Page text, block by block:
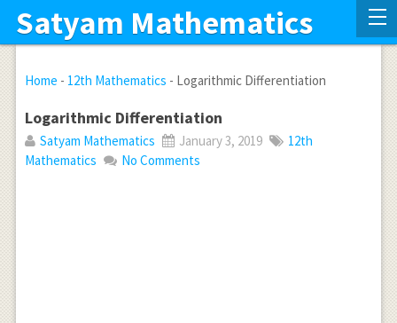
Satyam Mathematics
Home - 12th Mathematics - Logarithmic Differentiation
Logarithmic Differentiation
Satyam Mathematics January 3, 2019
12th
Mathematics
No Comments